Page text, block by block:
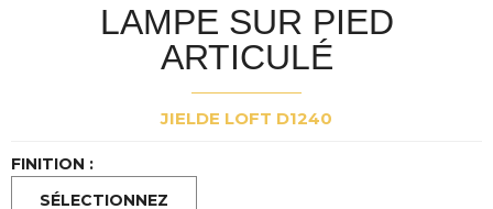
LAMPE SUR PIED
ARTICULÉ
JIELDE LOFT D1240
FINITION :